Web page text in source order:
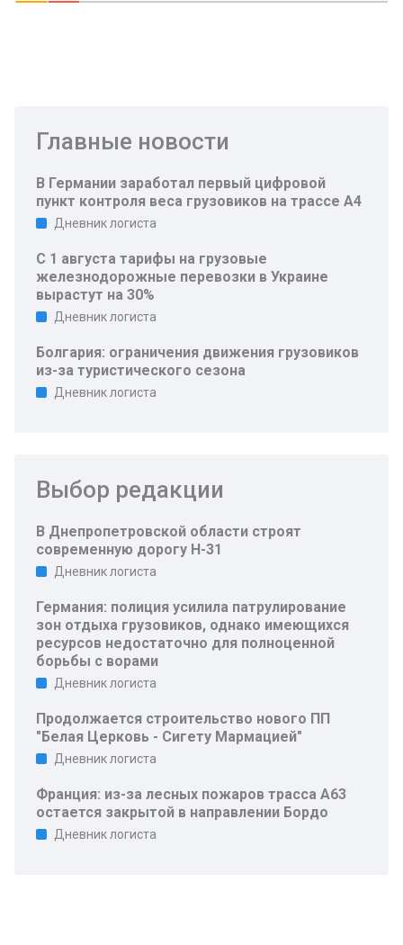
Главные новости
В Германии заработал первый цифровой
пункт контроля веса грузовиков на трассе A4
Дневник логиста
С 1 августа тарифы на грузовые
железнодорожные перевозки в Украине
вырастут на 30%
Дневник логиста
Болгария: ограничения движения грузовиков
из-за туристического сезона
Дневник логиста
Выбор редакции
В Днепропетровской области строят
современную дорогу Н-31
Дневник логиста
Германия: полиция усилила патрулирование
зон отдыха грузовиков, однако имеющихся
ресурсов недостаточно для полноценной
борьбы с ворами
Дневник логиста
Продолжается строительство нового ПП
"Белая Церковь - Сигету Мармацией"
Дневник логиста
Франция: из-за лесных пожаров трасса A63
остается закрытой в направлении Бордо
Дневник логиста